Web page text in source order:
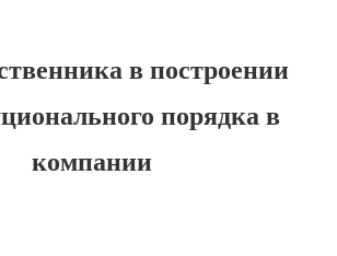
в построении
порядка в
компании